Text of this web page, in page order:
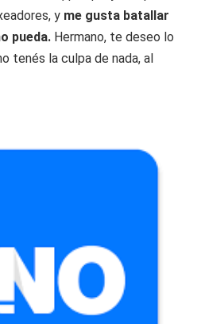
y me gusta batallar
pueda. Hermano, te deseo lo
tenés la culpa de nada, al